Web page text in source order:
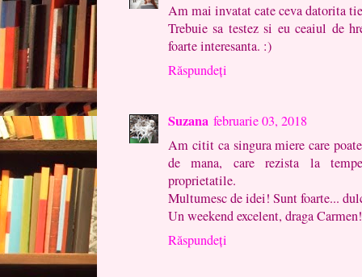
Am mai invatat cate ceva datorita
Trebuie sa testez si eu ceaiul de
foarte interesanta. :)
Răspundeți
Suzana februarie 03, 2018
Am citit ca singura miere care
de mana, care rezista la
proprietatile.
Multumesc de idei! Sunt foarte...
Un weekend excelent, draga Carmen!
Răspundeți